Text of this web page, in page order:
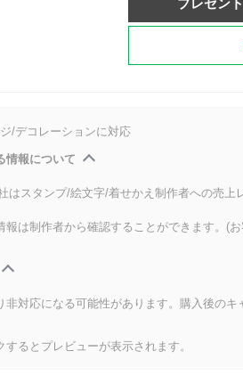
/デコレーションに対応
情報について
はスタンプ/絵文字/着せかえ制作者への売上
報は制作者から確認することができます。(
非対応になる可能性があります。購入後のキ
するとプレビューが表示されます。